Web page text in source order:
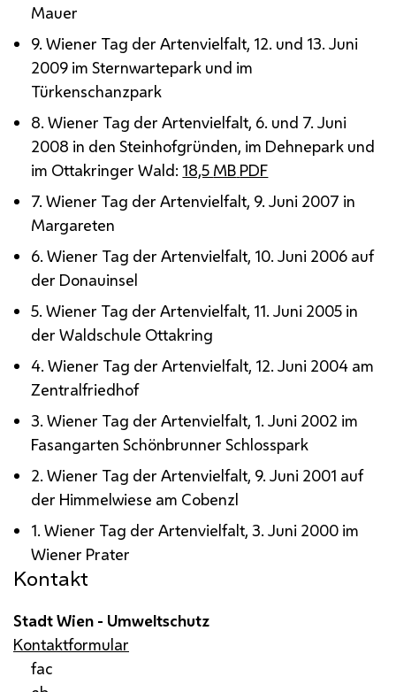
Mauer
9. Wiener Tag der Artenvielfalt, 12. und 13. Juni
2009 im Sternwartepark und im
Türkenschanzpark
8. Wiener Tag der Artenvielfalt, 6. und 7. Juni
2008 in den Steinhofgründen, im Dehnepark und
im Ottakringer Wald: 18,5 MB PDF
7. Wiener Tag der Artenvielfalt, 9. Juni 2007 in
Margareten
6. Wiener Tag der Artenvielfalt, 10. Juni 2006 auf
der Donauinsel
5. Wiener Tag der Artenvielfalt, 11. Juni 2005 in
der Waldschule Ottakring
4. Wiener Tag der Artenvielfalt, 12. Juni 2004 am
Zentralfriedhof
3. Wiener Tag der Artenvielfalt, 1. Juni 2002 im
Fasangarten Schönbrunner Schlosspark
2. Wiener Tag der Artenvielfalt, 9. Juni 2001 auf
der Himmelwiese am Cobenzl
1. Wiener Tag der Artenvielfalt, 3. Juni 2000 im
Wiener Prater
Kontakt
Stadt Wien - Umweltschutz
Kontaktformular
fac